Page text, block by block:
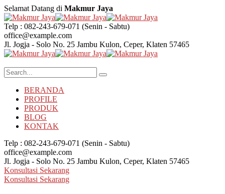
Selamat Datang di Makmur Jaya
Telp : 082-243-679-071 (Senin - Sabtu)
office@example.com
Jl. Jogja - Solo No. 25 Jambu Kulon, Ceper, Klaten 57465
BERANDA
PROFILE
PRODUK
BLOG
KONTAK
Telp : 082-243-679-071 (Senin - Sabtu)
office@example.com
Jl. Jogja - Solo No. 25 Jambu Kulon, Ceper, Klaten 57465
Konsultasi Sekarang
Konsultasi Sekarang